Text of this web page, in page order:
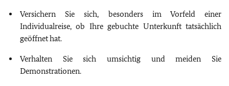
Versichern Sie sich, besonders im Vorfeld einer
Individualreise, ob Ihre gebuchte Unterkunft tatsächlich
geöffnet hat.
Verhalten Sie sich umsichtig und meiden Sie
Demonstrationen.